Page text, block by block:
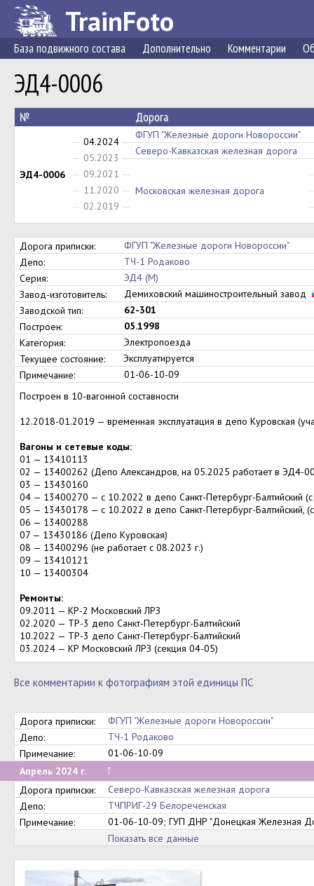
TrainFoto
База подвижного состава Дополнительно Комментарии
ЭД4-0006
№ Дорога
ЭД4-0006
04.2024
ФГУП "Железные дороги Новороссии"
05.2023
Северо-Кавказская железная дорога
09.2021
Московская железная дорога
11.2020
02.2019
Дорога приписки:
ФГУП "Железные дороги Новороссии"
Депо:
ТЧ-1 Родаково
Серия:
ЭД4 (М)
Завод-изготовитель:
Демиховский машиностроительный завод
Заводской тип:
62-301
Построен:
05.1998
Категория:
Электропоезда
Текущее состояние:
Эксплуатируется
Примечание:
01-06-10-09
Построен в 10-вагонной составности
12.2018-01.2019 — временная эксплуатация в депо Куровская
Вагоны и сетевые коды:
01 — 13410113
02 — 13400262 (Депо Александров, на 05.2025 работает в ЭД4-
03 — 13430160
04 — 13400270 — с 10.2022 в депо Санкт-Петербург-Балтийский
05 — 13430178 — с 10.2022 в депо Санкт-Петербург-Балтийский,
06 — 13400288
07 — 13430186 (Депо Куровская)
08 — 13400296 (не работает с 08.2023 г.)
09 — 13410121
10 — 13400304
Ремонты:
09.2011 — КР-2 Московский ЛРЗ
02.2020 — ТР-3 депо Санкт-Петербург-Балтийский
10.2022 — ТР-3 депо Санкт-Петербург-Балтийский
03.2024 — КР Московский ЛРЗ (секция 04-05)
Все комментарии к фотографиям этой единицы ПС
Дорога приписки:
ФГУП "Железные дороги Новороссии"
Депо:
ТЧ-1 Родаково
Примечание:
01-06-10-09
Апрель 2024 г.
↑
Дорога приписки:
Северо-Кавказская железная дорога
Депо:
ТЧПРИГ-29 Белореченская
Примечание:
01-06-10-09; ГУП ДНР "Донецкая Железная
Показать все данные